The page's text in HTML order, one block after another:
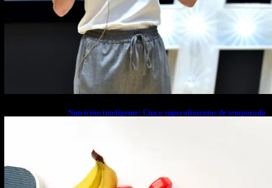
Nutrición inteligente: Cinco superalimentos de temporada